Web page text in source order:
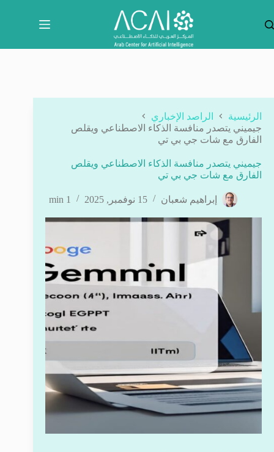
المحتوى
الرئيسية
الراصد الإخباري
جيميني يتصدر منافسة الذكاء الاصطناعي ويقلص
الفارق مع شات جي بي تي
جيميني يتصدر منافسة الذكاء الاصطناعي ويقلص
الفارق مع شات جي بي تي
إبراهيم شعبان 15 نوفمبر, 2025 1 min